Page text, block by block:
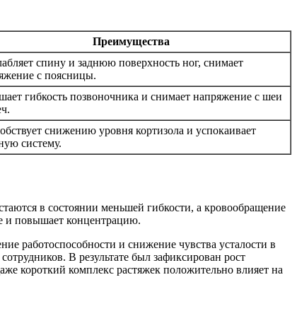
Преимущества
спину и заднюю поверхность ног, снимает
с поясницы.
гибкость позвоночника и снимает напряжение с шеи
снижению уровня кортизола и успокаивает
систему.
в состоянии меньшей гибкости, а кровообращение
и повышает концентрацию.
работоспособности и снижение чувства усталости в
В результате был зафиксирован рост
короткий комплекс растяжек положительно влияет на